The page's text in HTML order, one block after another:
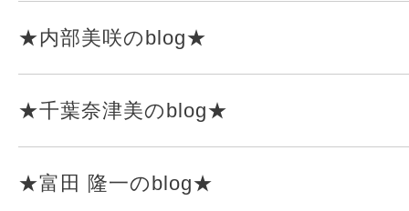
★内部美咲のblog★
★千葉奈津美のblog★
★富田 隆一のblog★